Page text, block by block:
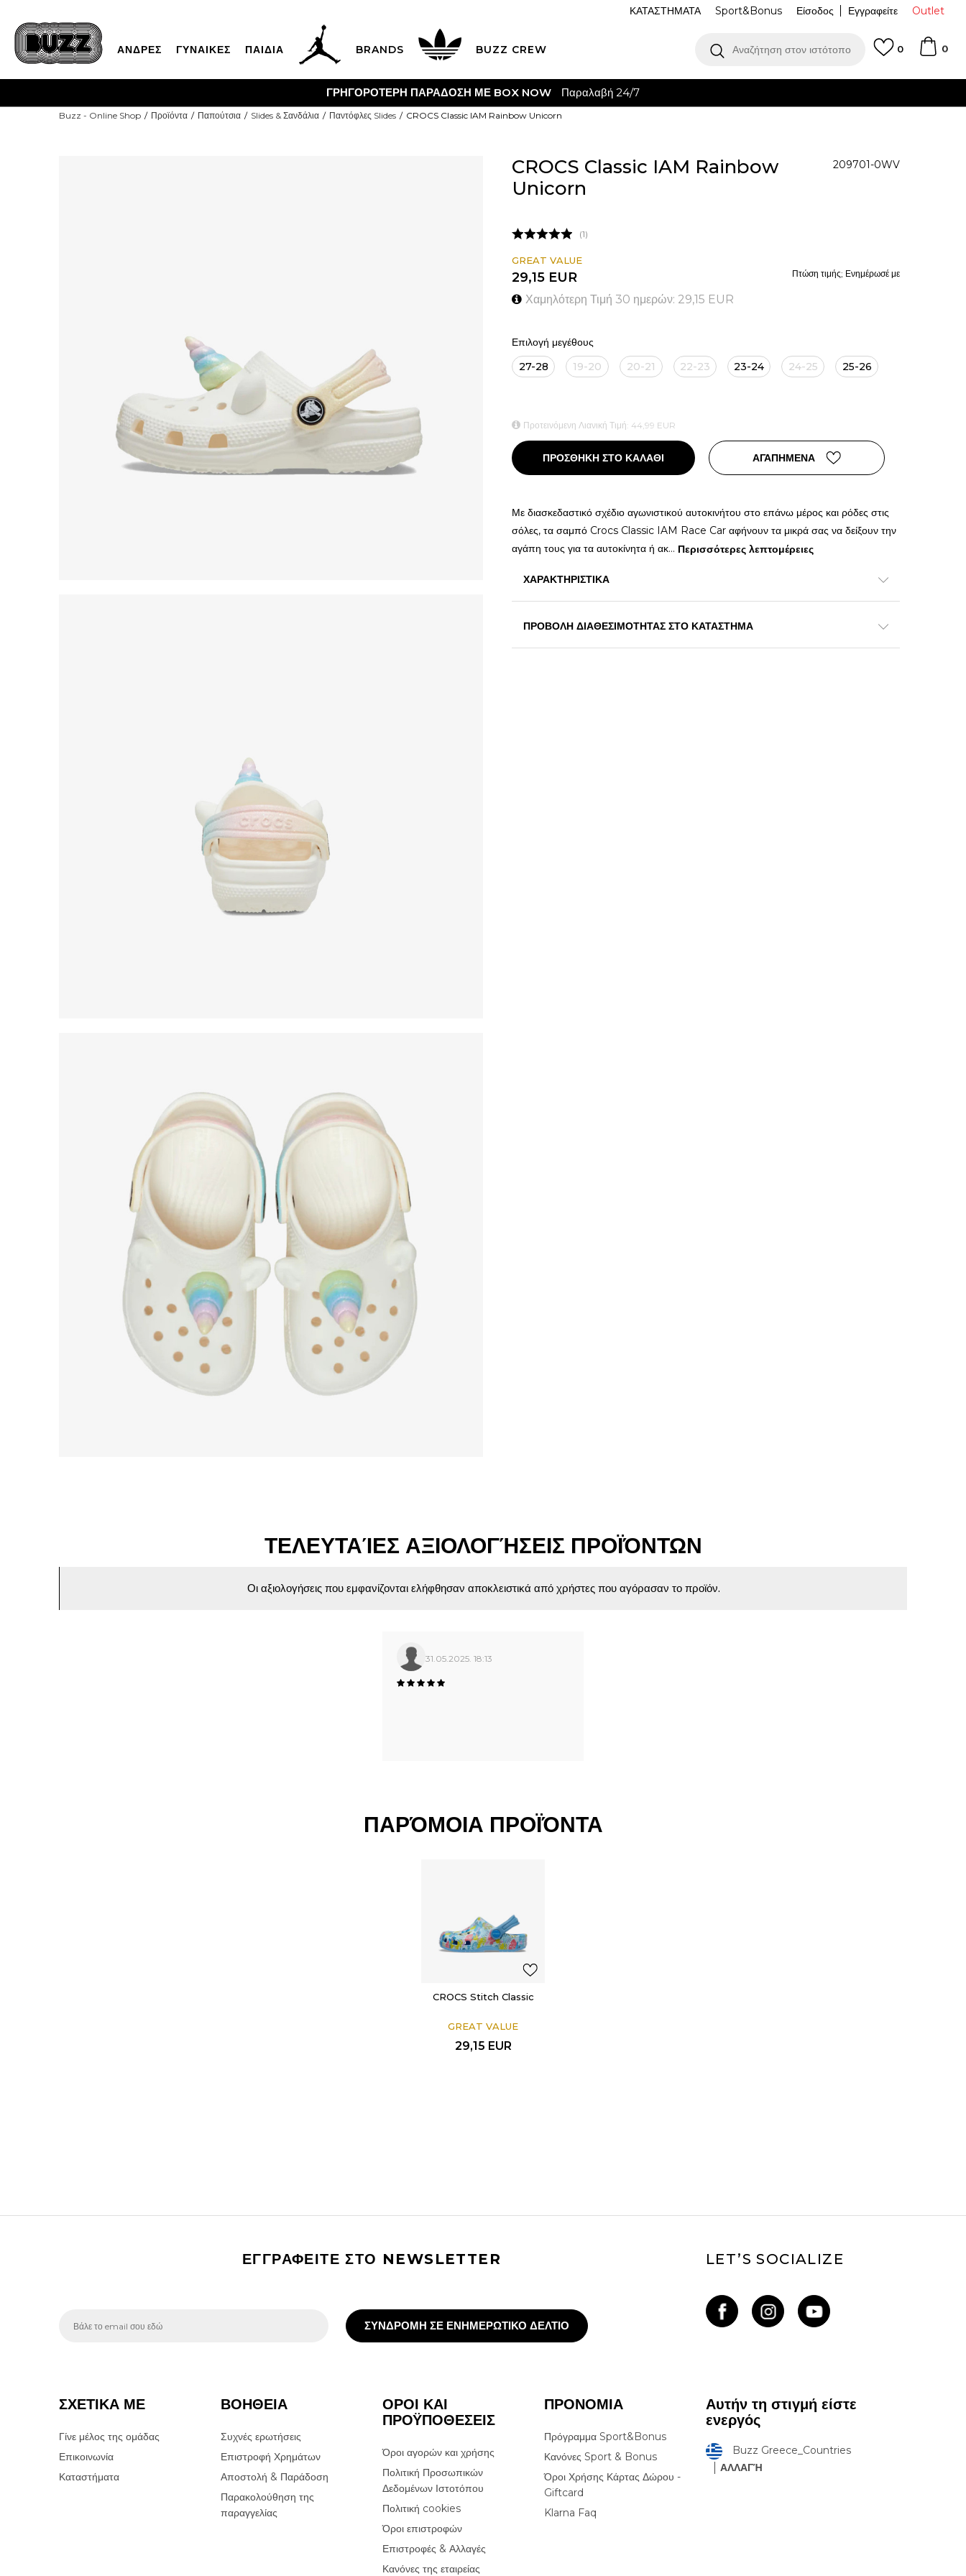
Outlet
Είσοδος Εγγραφείτε
ΚΑΤΑΣΤΗΜΑΤΑ Sport&Bonus
ΑΝΔΡΕΣ ΓΥΝΑΙΚΕΣ ΠΑΙΔΙΑ BRANDS BUZZ CREW Αναζήτηση στον ιστότοπο 0
0
ΓΡΗΓΟΡΟΤΕΡΗ ΠΑΡΑΔΟΣΗ ΜΕ BOX NOW Παραλαβή 24/7
Buzz - Online Shop Προϊόντα Παπούτσια Slides & Σανδάλια Παντόφλες Slides CROCS Classic IAM Rainbow Unicorn
CROCS Classic IAM Rainbow
Unicorn
209701-0WV
1
GREAT VALUE
29,15 EUR
Χαμηλότερη Τιμή 30 ημερών: 29,15 EUR
Πτώση τιμής; Ενημέρωσέ με
Επιλογή μεγέθους
27-28
19-20 20-21 22-23 23-24 24-25 25-26
Προτεινόμενη Λιανική Τιμή: 44,99 EUR
ΠΡΟΣΘΗΚΗ ΣΤΟ ΚΑΛΑΘΙ ΑΓΑΠΗΜΕΝΑ
Με διασκεδαστικό σχέδιο αγωνιστικού αυτοκινήτου στο επάνω μέρος και ρόδες στις
σόλες, τα σαμπό Crocs Classic IAM Race Car αφήνουν τα μικρά σας να δείξουν την
αγάπη τους για τα αυτοκίνητα ή ακ... Περισσότερες λεπτομέρειες
ΧΑΡΑΚΤΗΡΙΣΤΙΚΑ
ΠΡΟΒΟΛΗ ΔΙΑΘΕΣΙΜΟΤΗΤΑΣ ΣΤΟ ΚΑΤΑΣΤΗΜΑ
ΤΕΛΕΥΤΑΊΕΣ ΑΞΙΟΛΟΓΉΣΕΙΣ ΠΡΟΪΌΝΤΩΝ
Οι αξιολογήσεις που εμφανίζονται ελήφθησαν αποκλειστικά από χρήστες που αγόρασαν το προϊόν.
31.05.2025. 18:13
ΠΑΡΌΜΟΙΑ ΠΡΟΪΌΝΤΑ
CROCS Stitch Classic
GREAT VALUE
29,15 EUR
ΕΓΓΡΑΦΕΙΤΕ ΣΤΟ NEWSLETTER
ΣΥΝΔΡΟΜΗ ΣΕ ΕΝΗΜΕΡΩΤΙΚΟ ΔΕΛΤΙΟ
LET’S SOCIALIZE
ΣΧΕΤΙΚΑ ΜΕ
Γίνε μέλος της ομάδας
Επικοινωνία
Καταστήματα
ΒΟΗΘΕΙΑ
Συχνές ερωτήσεις
Επιστροφή Χρημάτων
Αποστολή & Παράδοση
Παρακολούθηση της
παραγγελίας
ΟΡΟΙ ΚΑΙ
ΠΡΟΫΠΟΘΕΣΕΙΣ
Όροι αγορών και χρήσης
Πολιτική Προσωπικών
Δεδομένων Ιστοτόπου
Πολιτική cookies
Όροι επιστροφών
Επιστροφές & Αλλαγές
Κανόνες της εταιρείας
ΠΡΟΝΟΜΙΑ
Πρόγραμμα Sport&Bonus
Κανόνες Sport & Bonus
Όροι Χρήσης Κάρτας Δώρου -
Giftcard
Klarna Faq
Αυτήν τη στιγμή είστε
ενεργός
Buzz Greece_Countries
ΑΛΛΑΓΉ